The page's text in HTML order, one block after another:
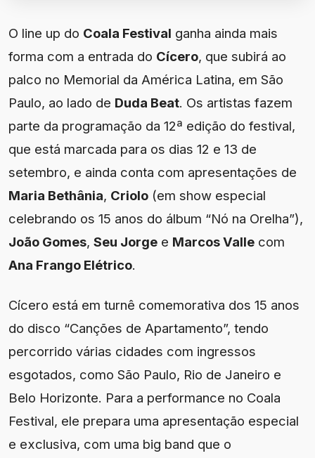
O line up do Coala Festival ganha ainda mais
forma com a entrada do Cícero, que subirá ao
palco no Memorial da América Latina, em São
Paulo, ao lado de Duda Beat. Os artistas fazem
parte da programação da 12ª edição do festival,
que está marcada para os dias 12 e 13 de
setembro, e ainda conta com apresentações de
Maria Bethânia, Criolo (em show especial
celebrando os 15 anos do álbum “Nó na Orelha”),
João Gomes, Seu Jorge e Marcos Valle com
Ana Frango Elétrico.
Cícero está em turnê comemorativa dos 15 anos
do disco “Canções de Apartamento”, tendo
percorrido várias cidades com ingressos
esgotados, como São Paulo, Rio de Janeiro e
Belo Horizonte. Para a performance no Coala
Festival, ele prepara uma apresentação especial
e exclusiva, com uma big band que o